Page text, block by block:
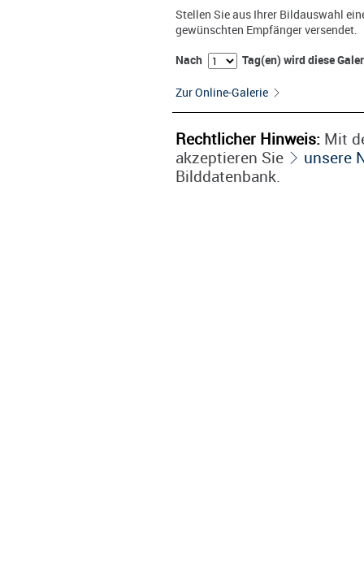
Stellen Sie aus Ihrer Bildauswahl
gewünschten Empfänger versendet.
Nach
Tag(en) wird diese
Zur Online-Galerie
Rechtlicher Hinweis: Mit
akzeptieren Sie
unsere
Bilddatenbank.